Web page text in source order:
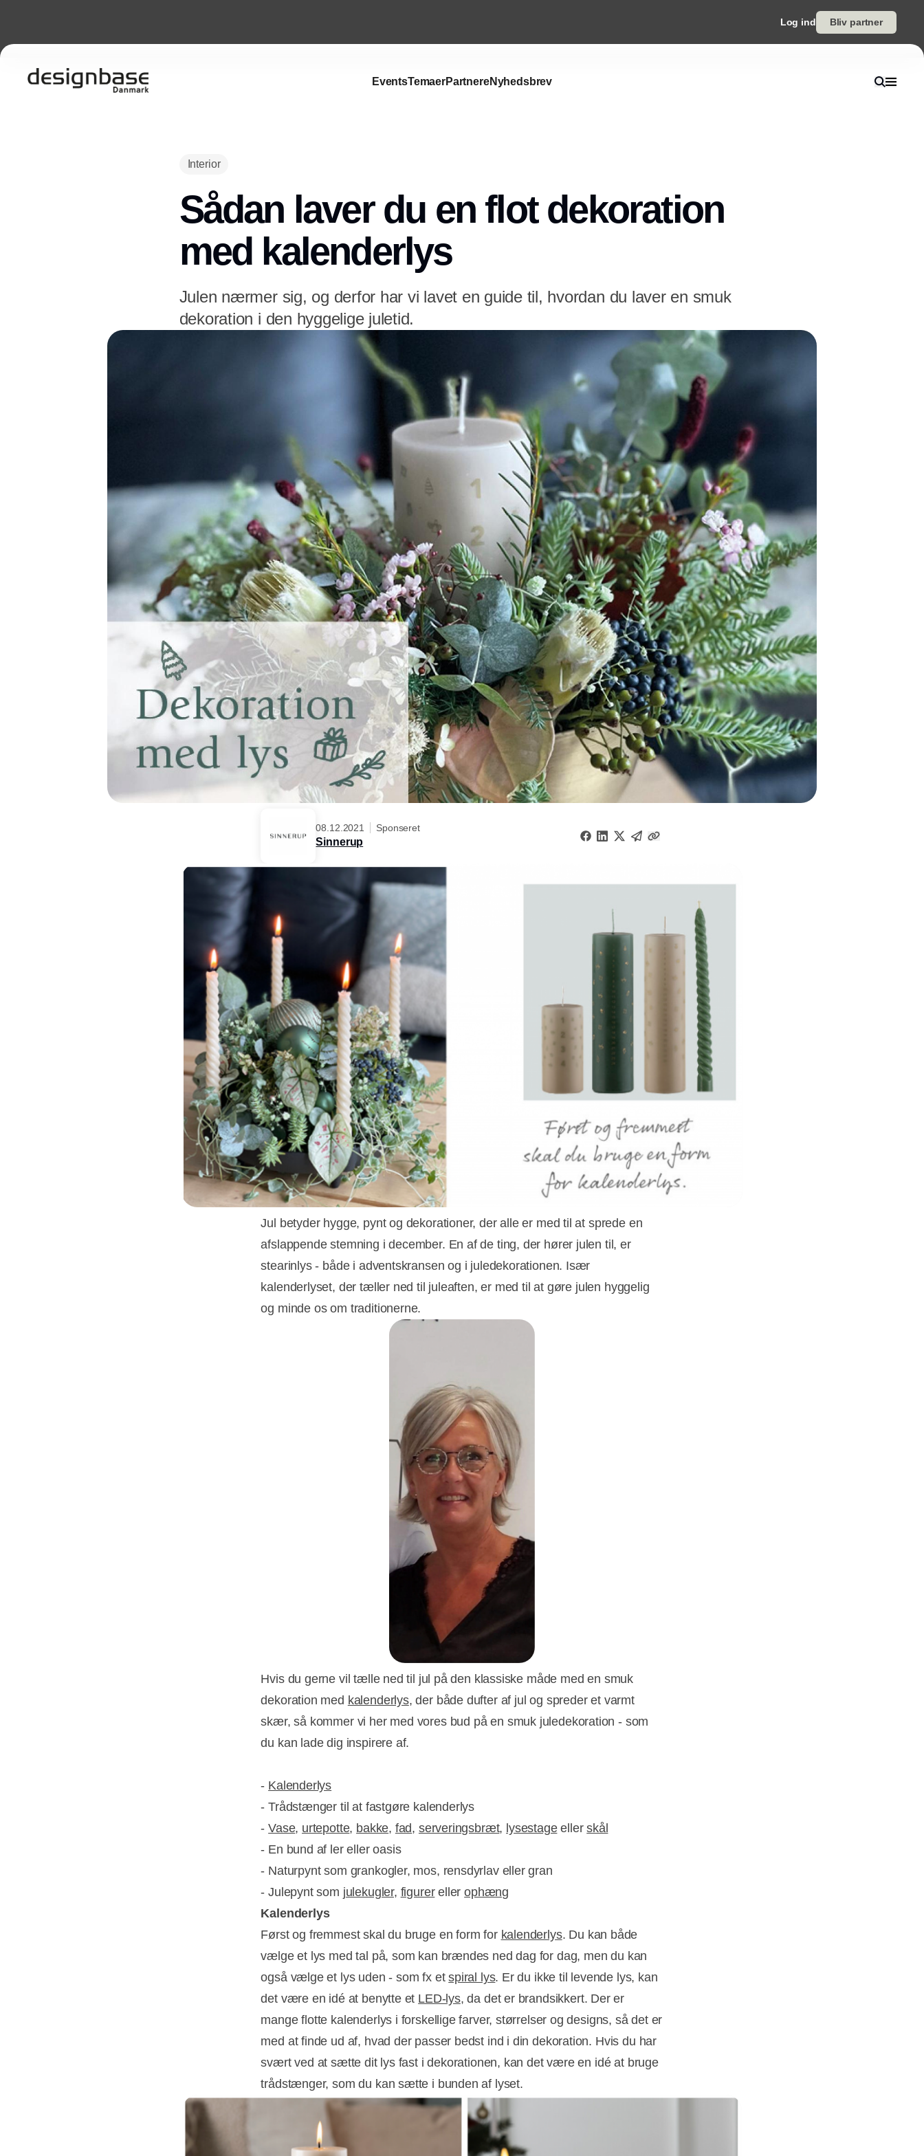
Log ind Bliv partner
EventsTemaerPartnereNyhedsbrev
Interior
Sådan laver du en flot dekoration
med kalenderlys
Julen nærmer sig, og derfor har vi lavet en guide til, hvordan du laver en smuk
dekoration i den hyggelige juletid.
08.12.2021 Sponseret
Sinnerup
Jul betyder hygge, pynt og dekorationer, der alle er med til at sprede en
afslappende stemning i december. En af de ting, der hører julen til, er
stearinlys - både i adventskransen og i juledekorationen. Især
kalenderlyset, der tæller ned til juleaften, er med til at gøre julen hyggelig
og minde os om traditionerne.
Hvis du gerne vil tælle ned til jul på den klassiske måde med en smuk
dekoration med kalenderlys, der både dufter af jul og spreder et varmt
skær, så kommer vi her med vores bud på en smuk juledekoration - som
du kan lade dig inspirere af.
- Kalenderlys
- Trådstænger til at fastgøre kalenderlys
-Vase, urtepotte, bakke, fad, serveringsbræt, lysestageellerskål
- En bund af ler eller oasis
- Naturpynt som grankogler, mos, rensdyrlav eller gran
- Julepynt som julekugler, figurerellerophæng
Kalenderlys
Først og fremmest skal du bruge en form for kalenderlys. Du kan både
vælge et lys med tal på, som kan brændes ned dag for dag, men du kan
også vælge et lys uden - som fx etspiral lys. Er du ikke til levende lys, kan
det være en idé at benytte et LED-lys, da det er brandsikkert. Der er
mange flotte kalenderlys i forskellige farver, størrelser og designs, så det er
med at finde ud af, hvad der passer bedst ind i din dekoration. Hvis du har
svært ved at sætte dit lys fast i dekorationen, kan det være en idé at bruge
trådstænger, som du kan sætte i bunden af lyset.